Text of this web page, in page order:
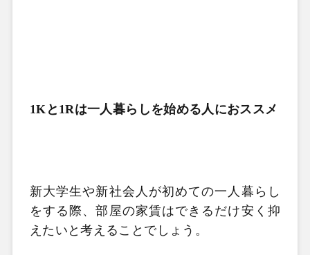
1Kと1Rは一人暮らしを始める人におススメ
新大学生や新社会人が初めての一人暮らし
をする際、部屋の家賃はできるだけ安く抑
えたいと考えることでしょう。